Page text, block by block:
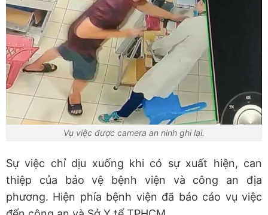
Vụ việc được camera an ninh ghi lại.
Sự việc chỉ dịu xuống khi có sự xuất hiện, can
thiệp của bảo vệ bệnh viện và công an địa
phương. Hiện phía bệnh viện đã báo cáo vụ việc